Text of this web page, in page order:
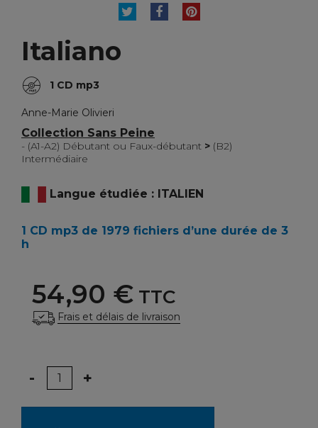
TWEETPARTAGERPINTEREST
Italiano
1 CD mp3
Anne-Marie Olivieri
Collection Sans Peine
- (A1-A2) Débutant ou Faux-débutant > (B2)
Intermédiaire
Langue étudiée : ITALIEN
1 CD mp3 de 1979 fichiers d’une durée de 3
h
54,90 € TTC
Frais et délais de livraison
Quantité
- +